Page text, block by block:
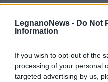
LegnanoNews - Do Not
Information
If you wish to opt-out of the
processing of your personal
targeted advertising by us,